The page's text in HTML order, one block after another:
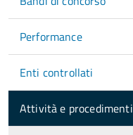
Performance
Enti controllati
Attività e procedimenti